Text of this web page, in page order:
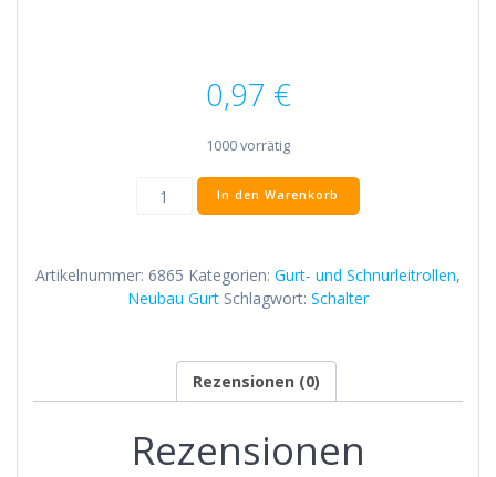
0,97 €
1000 vorrätig
Exzernteil
Menge
In den Warenkorb
Artikelnummer: 6865 Kategorien: Gurt- und Schnurleitrollen,
Neubau Gurt Schlagwort: Schalter
Rezensionen (0)
Rezensionen